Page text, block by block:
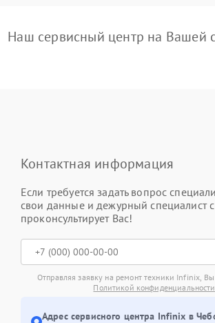
Наш сервисный центр на Вашей
Контактная информация
Если требуется задать вопрос
свои данные и дежурный специалист
проконсультирует Вас!
Отправляя заявку на ремонт техники Infinix, Вы
Политикой конфиденциальности
Адрес сервисного центра Infinix в